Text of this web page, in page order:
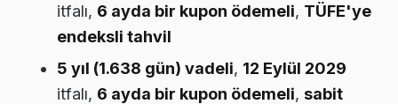
itfalı, 6 ayda bir kupon ödemeli, TÜFE'ye
endeksli tahvil
5 yıl (1.638 gün) vadeli, 12 Eylül 2029
itfalı, 6 ayda bir kupon ödemeli, sabit